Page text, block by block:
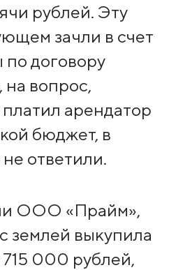
рублей. Эту
зачли в счет
договору
вопрос,
арендатор
бюджет, в
ответили.
ООО «Прайм»,
землей выкупила
715 000 рублей,